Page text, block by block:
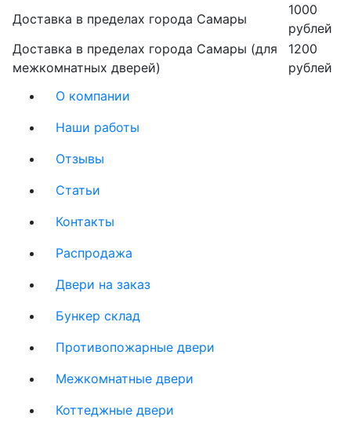
Доставка в пределах города Самары
1000
рублей
Доставка в пределах города Самары (для
межкомнатных дверей)
1200
рублей
О компании
Наши работы
Отзывы
Статьи
Контакты
Распродажа
Двери на заказ
Бункер склад
Противопожарные двери
Межкомнатные двери
Коттеджные двери